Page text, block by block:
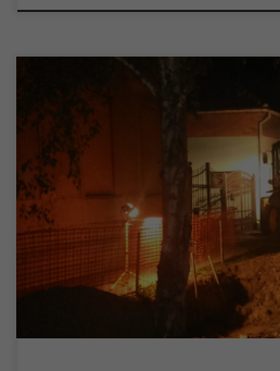
У току радова које изводи ЈКП
топловодној мрежи у улици Др
Прва пролетерска) у касним
пуцања водоводне цеви. Одмах по
„Водовод и канализација“ су изашле
активности на лоцирању и